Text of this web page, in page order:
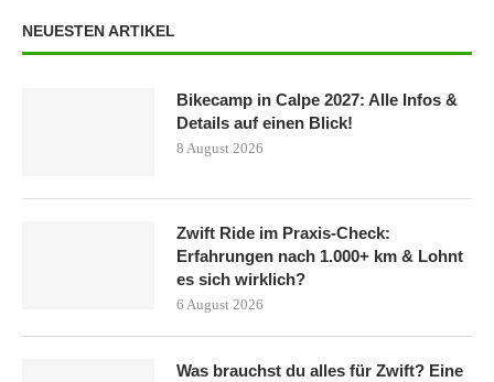
NEUESTEN ARTIKEL
Bikecamp in Calpe 2027: Alle Infos &
Details auf einen Blick!
8 August 2026
Zwift Ride im Praxis-Check:
Erfahrungen nach 1.000+ km & Lohnt
es sich wirklich?
6 August 2026
Was brauchst du alles für Zwift? Eine